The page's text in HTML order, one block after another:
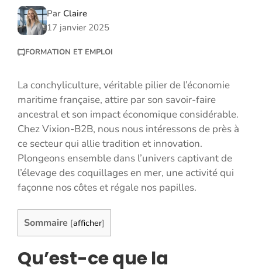
Par Claire
17 janvier 2025
FORMATION ET EMPLOI
La conchyliculture, véritable pilier de l’économie
maritime française, attire par son savoir-faire
ancestral et son impact économique considérable.
Chez Vixion-B2B, nous nous intéressons de près à
ce secteur qui allie tradition et innovation.
Plongeons ensemble dans l’univers captivant de
l’élevage des coquillages en mer, une activité qui
façonne nos côtes et régale nos papilles.
Sommaire [afficher]
Qu’est-ce que la